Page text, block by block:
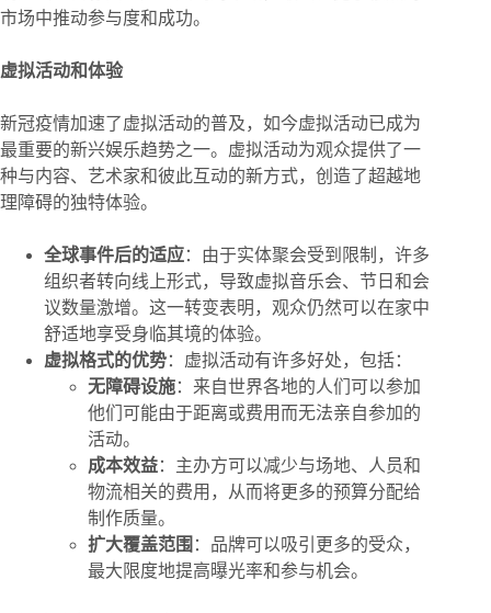
市场中推动参与度和成功。
虚拟活动和体验
新冠疫情加速了虚拟活动的普及，如今虚拟活动已成为
最重要的新兴娱乐趋势之一。虚拟活动为观众提供了一
种与内容、艺术家和彼此互动的新方式，创造了超越地
理障碍的独特体验。
全球事件后的适应：由于实体聚会受到限制，许多
组织者转向线上形式，导致虚拟音乐会、节日和会
议数量激增。这一转变表明，观众仍然可以在家中
舒适地享受身临其境的体验。
虚拟格式的优势：虚拟活动有许多好处，包括：
无障碍设施：来自世界各地的人们可以参加
他们可能由于距离或费用而无法亲自参加的
活动。
成本效益：主办方可以减少与场地、人员和
物流相关的费用，从而将更多的预算分配给
制作质量。
扩大覆盖范围 ：品牌可以吸引更多的受众，
最大限度地提高曝光率和参与机会。